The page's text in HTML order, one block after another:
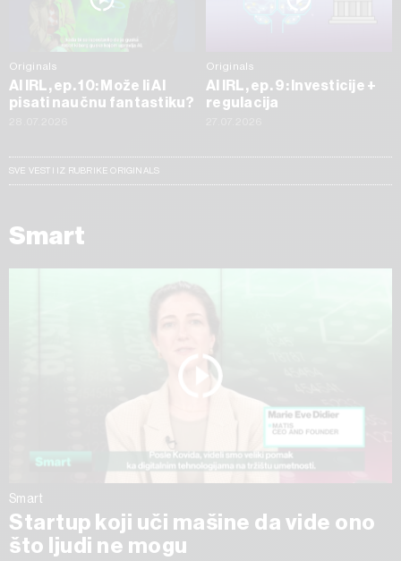
Originals
AI IRL, ep. 10: Može li AI
pisati naučnu fantastiku?
Originals
AI IRL, ep. 9: Investicije +
regulacija
SVE VESTI IZ RUBRIKE ORIGINALS
Smart
Smart
Startup koji uči mašine da vide ono
što ljudi ne mogu